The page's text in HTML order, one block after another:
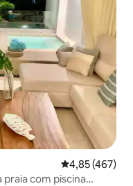
4,85 de uma
4,85 (467)
com piscina